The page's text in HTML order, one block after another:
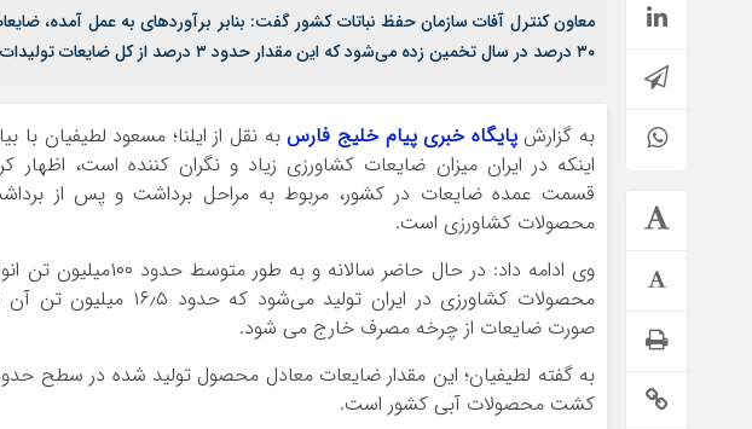
معاون کنترل آفات سازمان حفظ نباتات کشور گفت: بنابر برآوردهای به عمل آمده،
۳۰ درصد در سال تخمین زده می‌شود که این مقدار حدود ۳ درصد از کل ضایعات تولیدات کشاورزی و دورریز مواد غذایی در جهان است.
به گزارش پایگاه خبری پیام خلیج فارسبه نقل از ایلنا؛ مسعود لطیفیان با
اینکه در ایران میزان ضایعات کشاورزی زیاد و نگران کننده است، اظهار
قسمت عمده ضایعات در کشور، مربوط به مراحل برداشت و پس از
محصولات کشاورزی است.
وی ادامه داد: در حال حاضر سالانه و به طور متوسط حدود
محصولات کشاورزی در ایران تولید می‌شود که حدود ۱۶٫۵
صورت ضایعات از چرخه مصرف خارج می شود.
کشت محصولات آبی کشور است.